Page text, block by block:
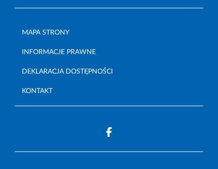
MAPA STRONY
INFORMACJE PRAWNE
DEKLARACJA DOSTĘPNOŚCI
KONTAKT